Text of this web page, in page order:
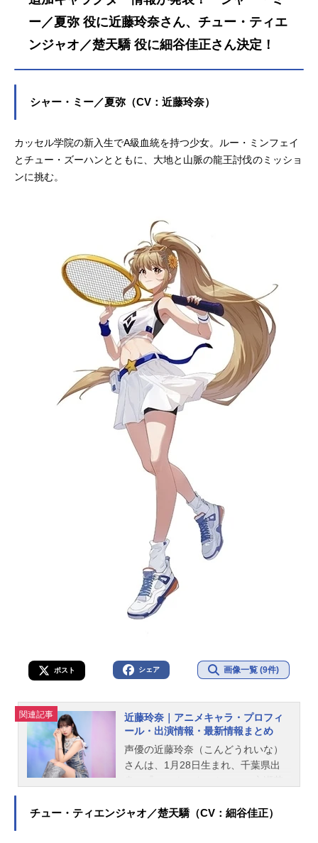
ー／夏弥 役に近藤玲奈さん、チュー・ティエ
ンジャオ／楚天驕 役に細谷佳正さん決定！
シャー・ミー／夏弥（CV：近藤玲奈）
カッセル学院の新入生でA級血統を持つ少女。ルー・ミンフェイ
とチュー・ズーハンとともに、大地と山脈の龍王討伐のミッショ
ンに挑む。
ポスト シェア 画像一覧 (9件)
関連記事
近藤玲奈｜アニメキャラ・プロフィ
ール・出演情報・最新情報まとめ
声優の近藤玲奈（こんどうれいな）
さんは、1月28日生まれ、千葉県出
の和平なごみ役など、人気作品のキ
チュー・ティエンジャオ／楚天驕（CV：細谷佳正）